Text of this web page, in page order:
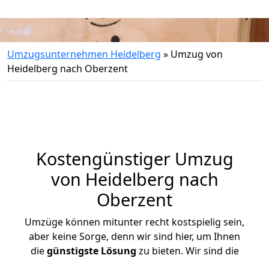
Umzugsunternehmen Heidelberg » Umzug von
Heidelberg nach Oberzent
Kostengünstiger Umzug
von Heidelberg nach
Oberzent
Umzüge können mitunter recht kostspielig sein,
aber keine Sorge, denn wir sind hier, um Ihnen
diegünstigste Lösung zu bieten. Wir sind die